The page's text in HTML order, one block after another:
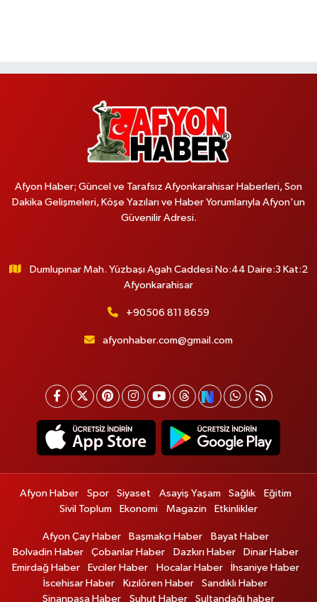
Afyon Haber; Güncel ve Tarafsız Afyonkarahisar Haberleri, Son
Dakika Gelişmeleri, Köşe Yazıları ve Haber Yorumlarıyla Afyon'un
Güvenilir Adresi.
Dumlupınar Mah. Yüzbaşı Agah Caddesi No:44 Daire:3 Kat:2
Afyonkarahisar
+90506 811 8659
afyonhaber.com@gmail.com
Afyon Haber Spor Siyaset Asayiş Yaşam Sağlık
Eğitim
Sivil Toplum
Ekonomi Magazin Etkinlikler
Afyon Çay Haber Başmakçı Haber
Bayat Haber
Bolvadin Haber
Çobanlar Haber Dazkırı Haber
Dinar Haber
Emirdağ Haber
Evciler Haber Hocalar Haber
İhsaniye Haber
İscehisar Haber
Kızılören Haber
Sandıklı Haber
Sinanpaşa Haber
Şuhut Haber Sultandağı haber